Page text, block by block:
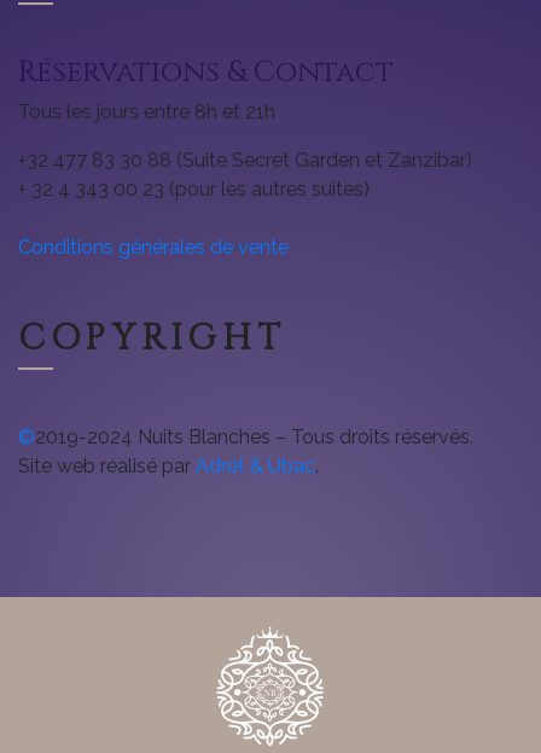
Réservations & Contact
Tous les jours entre 8h et 21h
+32 477 83 30 88 (Suite Secret Garden et Zanzibar)
+ 32 4 343 00 23 (pour les autres suites)
Conditions générales de vente
COPYRIGHT
©2019-2024 Nuits Blanches – Tous droits réservés.
Site web réalisé par Adret & Ubac.